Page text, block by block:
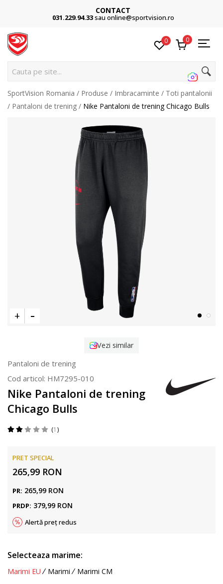
CONTACT
031.229.94.33sau online@sportvision.ro
0 0
Cauta pe site...
SportVision Romania Produse Imbracaminte
Toti pantalonii
Pantaloni de trening
Nike Pantaloni de trening Chicago Bulls
Vezi similar
Pantaloni de trening
Cod articol: HM7295-010
Nike Pantaloni de trening
Chicago Bulls
1
PRET SPECIAL
265,99 RON
PR: 265,99 RON
PRDP: 379,99 RON
Alertă preț redus
Selecteaza marime:
Marimi EU Marimi Marimi CM